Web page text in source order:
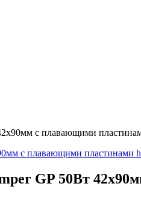
с плавающими
GP 50Вт